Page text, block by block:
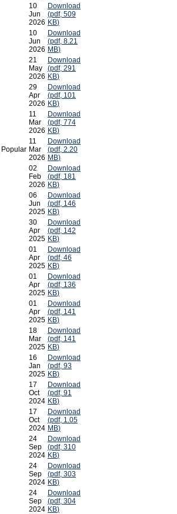
10
Jun
2026
Download
(pdf, 509
KB)
10
Jun
2026
Download
(pdf, 8.21
MB)
21
May
2026
Download
(pdf, 291
KB)
29
Apr
2026
Download
(pdf, 101
KB)
11
Mar
2026
Download
(pdf, 774
KB)
Popular
11
Mar
2026
Download
(pdf, 2.20
MB)
02
Feb
2026
Download
(pdf, 181
KB)
06
Jun
2025
Download
(pdf, 146
KB)
30
Apr
2025
Download
(pdf, 142
KB)
01
Apr
2025
Download
(pdf, 46
KB)
01
Apr
2025
Download
(pdf, 136
KB)
01
Apr
2025
Download
(pdf, 141
KB)
18
Mar
2025
Download
(pdf, 141
KB)
16
Jan
2025
Download
(pdf, 93
KB)
17
Oct
2024
Download
(pdf, 91
KB)
17
Oct
2024
Download
(pdf, 1.05
MB)
24
Sep
2024
Download
(pdf, 310
KB)
24
Sep
2024
Download
(pdf, 303
KB)
24
Sep
2024
Download
(pdf, 304
KB)